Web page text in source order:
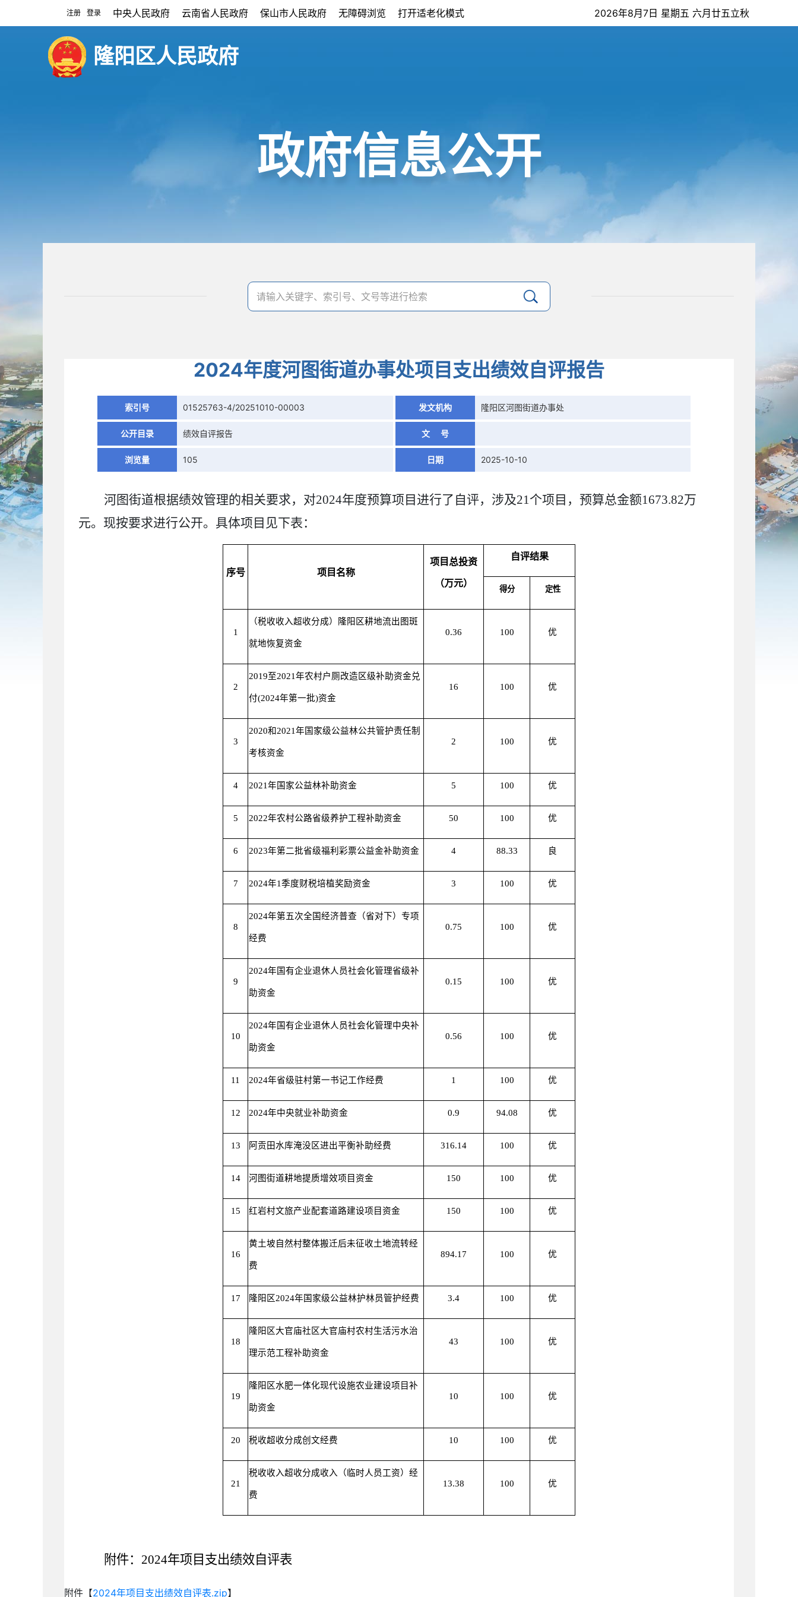
注册 登录 中央人民政府 云南省人民政府 保山市人民政府 无障碍浏览 打开适老化模式 2026年8月7日 星期五 六月廿五立秋
隆阳区人民政府
政府信息公开
2024年度河图街道办事处项目支出绩效自评报告
索引号 01525763-4/20251010-00003 发文机构 隆阳区河图街道办事处
公开目录 绩效自评报告 文 号
浏览量 105 日期 2025-10-10
河图街道根据绩效管理的相关要求，对2024年度预算项目进行了自评，涉及21个项目，预算总金额1673.82万
元。现按要求进行公开。具体项目见下表：
序号 项目名称
项目 总投资
（万元）
自评结果
得分 定性
1
（税收收入超收分成）隆阳区耕地流出图斑
就地恢复资金
0.36 100 优
2
2019至2021年农村户厕改造区级补助资金兑
付(2024年第一批)资金
16 100 优
3
2020和2021年国家级公益林公共管护责任制
考核资金
2 100 优
4 2021年国家公益林补助资金 5 100 优
5 2022年农村公路省级养护工程补助资金 50 100 优
6 2023年第二批省级福利彩票公益金补助资金 4 88.33 良
7 2024年1季度财税培植奖励资金 3 100 优
8
2024年第五次全国经济普查（省对下）专项
经费
0.75 100 优
9
2024年国有企业退休人员社会化管理省级补
助资金
0.15 100 优
10
2024年国有企业退休人员社会化管理中央补
助资金
0.56 100 优
11 2024年省级驻村第一书记工作经费 1 100 优
12 2024年中央就业补助资金 0.9 94.08 优
13 阿贡田水库淹没区进出平衡补助经费 316.14 100 优
14 河图街道耕地提质增效项目资金 150 100 优
15 红岩村文旅产业配套道路建设项目资金 150 100 优
16
黄土坡自然村整体搬迁后未征收土地流转经
费
894.17 100 优
17 隆阳区2024年国家级公益林护林员管护经费 3.4 100 优
18
隆阳区大官庙社区大官庙村农村生活污水治
理示范工程补助资金
43 100 优
19
隆阳区水肥一体化现代设施农业建设项目补
助资金
10 100 优
20 税收超收分成创文经费 10 100 优
21
税收收入超收分成收入（临时人员工资）经
费
13.38 100 优
附件： 2024年项目支出绩效自评表
附件【2024年项目支出绩效自评表.zip】